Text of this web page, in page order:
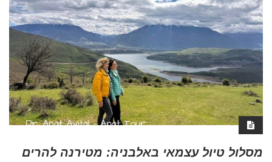
מסלול טיול עצמאי באלבניה: מטירנה להרים